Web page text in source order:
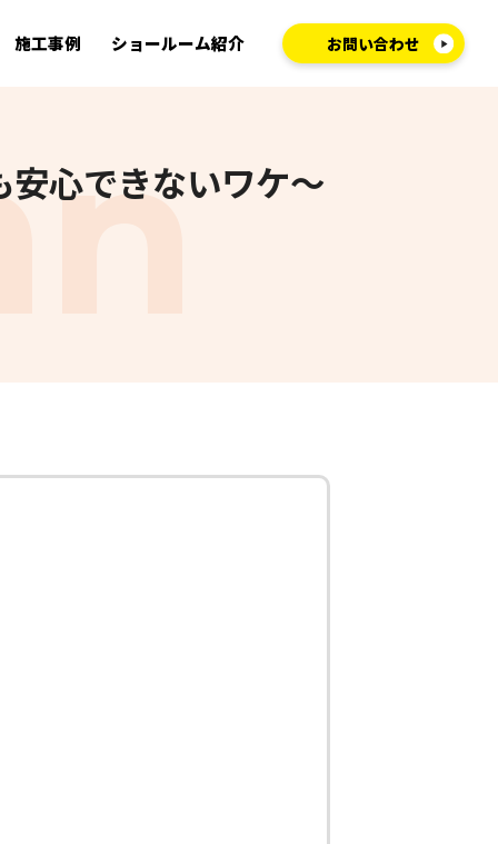
施工事例 ショールーム紹介 お問い合わせ
心できないワケ～